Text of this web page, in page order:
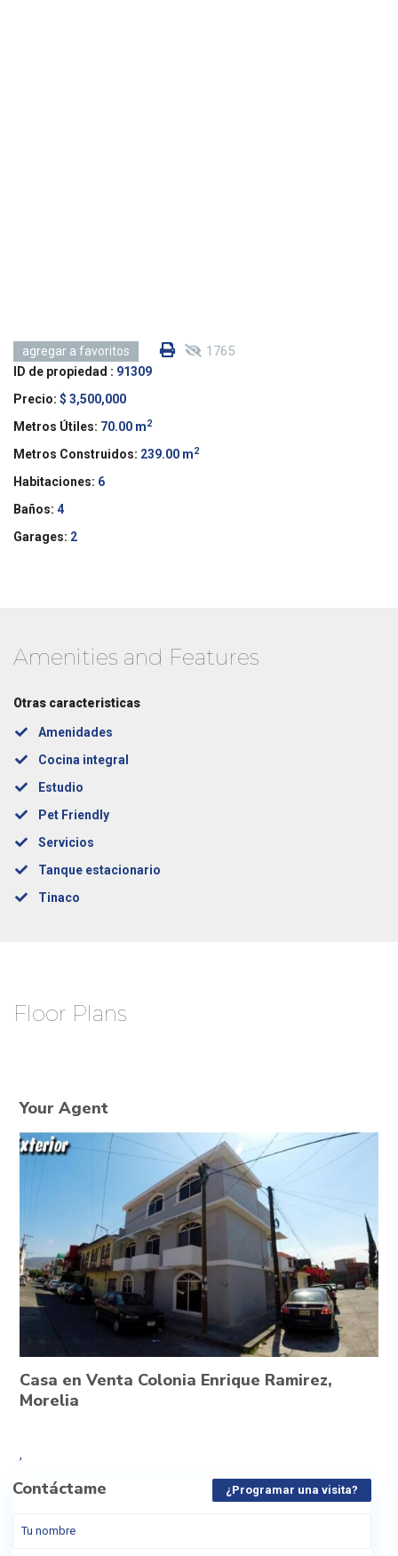
agregar a favoritos 1765
ID de propiedad : 91309
Precio: $ 3,500,000
Metros Útiles: 70.00 m2
Metros Construidos: 239.00 m2
Habitaciones: 6
Baños: 4
Garages: 2
Amenities and Features
Otras caracteristicas
Amenidades
Cocina integral
Estudio
Pet Friendly
Servicios
Tanque estacionario
Tinaco
Floor Plans
Your Agent
Casa en Venta Colonia Enrique Ramirez,
Morelia
,
Contáctame ¿Programar una visita?